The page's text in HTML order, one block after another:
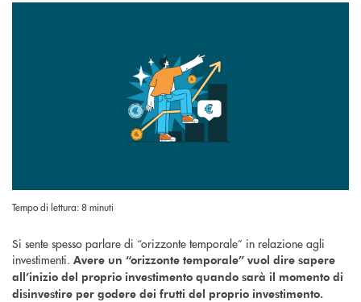
Tempo di lettura: 8 minuti
Si sente spesso parlare di “orizzonte temporale” in relazione agli
investimenti. Avere un “orizzonte temporale” vuol dire sapere
all’inizio del proprio investimento quando sarà il momento di
disinvestire per godere dei frutti del proprio investimento.